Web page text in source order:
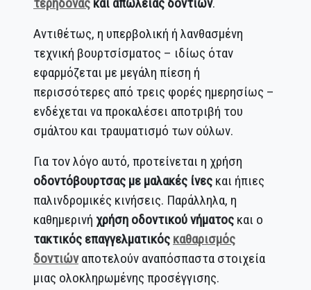
Αντιθέτως, η υπερβολική ή λανθασμένη
τεχνική βουρτσίσματος – ιδίως όταν
εφαρμόζεται με μεγάλη πίεση ή
περισσότερες από τρεις φορές ημερησίως –
ενδέχεται να προκαλέσει αποτριβή του
σμάλτου και τραυματισμό των ούλων.
Για τον λόγο αυτό, προτείνεται η χρήση
οδοντόβουρτσας με μαλακές ίνες και ήπιες
παλινδρομικές κινήσεις. Παράλληλα, η
καθημερινή χρήση οδοντικού νήματος και ο
τακτικός επαγγελματικός καθαρισμός
δοντιώναποτελούν αναπόσπαστα στοιχεία
μιας ολοκληρωμένης προσέγγισης.